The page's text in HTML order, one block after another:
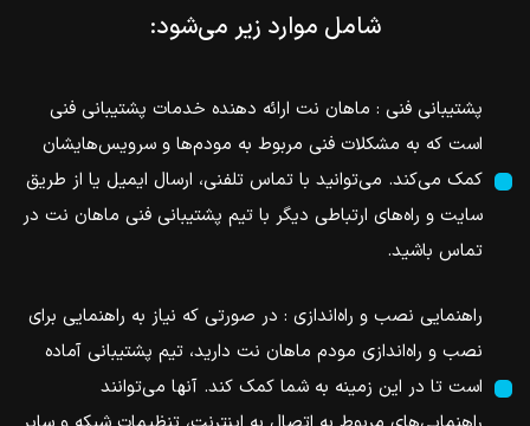
شامل موارد زیر می‌شود:
پشتیبانی فنی : ماهان نت ارائه دهنده خدمات پشتیبانی فنی
است که به مشکلات فنی مربوط به مودم‌ها و سرویس‌هایشان
کمک می‌کند. می‌توانید با تماس تلفنی، ارسال ایمیل یا از طریق
سایت و راه‌های ارتباطی دیگر با تیم پشتیبانی فنی ماهان نت در
تماس باشید.
راهنمایی نصب و راه‌اندازی : در صورتی که نیاز به راهنمایی برای
نصب و راه‌اندازی مودم ماهان نت دارید، تیم پشتیبانی آماده
است تا در این زمینه به شما کمک کند. آنها می‌توانند